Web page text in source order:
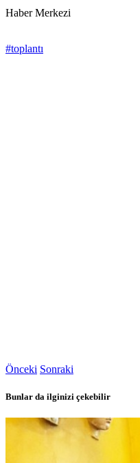
Haber Merkezi
#toplantı
Önceki Sonraki
Bunlar da ilginizi çekebilir